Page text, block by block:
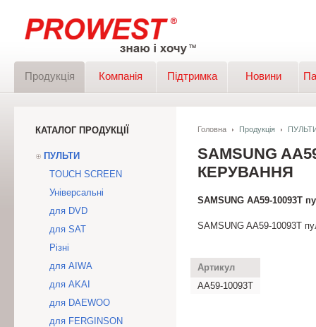
Продукція Компанія Підтримка Новини
КАТАЛОГ ПРОДУКЦІЇ
ПУЛЬТИ
TOUCH SCREEN
Універсальні
для DVD
для SAT
Різні
для AIWA
для AKAI
для DAEWOO
для FERGINSON
Головна Продукція
SAMSUNG
КЕРУВАННЯ
SAMSUNG AA59-10093T
SAMSUNG AA59-10093T
Артикул
AA59-10093T